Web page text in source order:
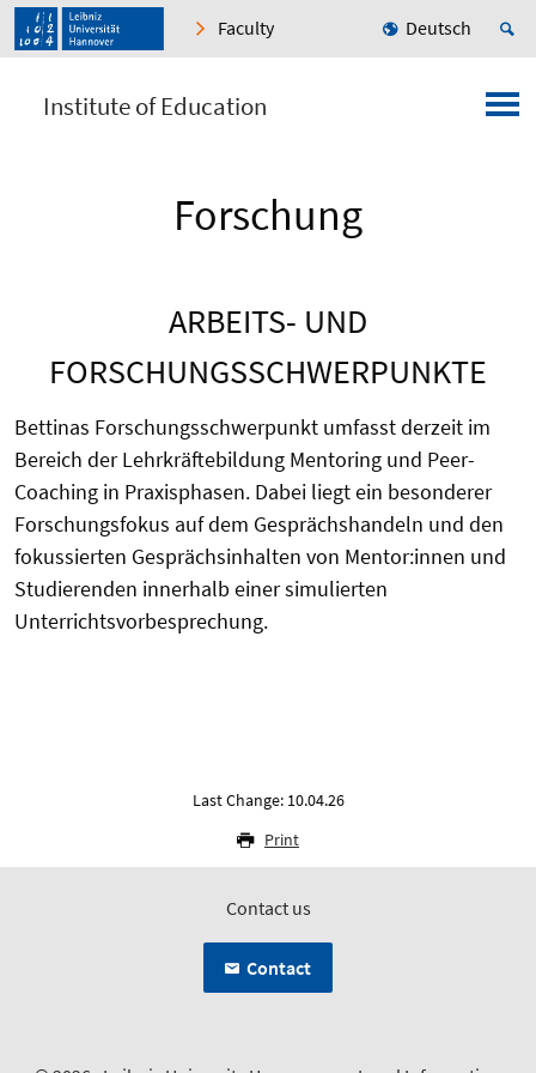
Faculty Deutsch
Institute of Education
Forschung
ARBEITS- UND
FORSCHUNGSSCHWERPUNKTE
Bettinas Forschungsschwerpunkt umfasst derzeit im
Bereich der Lehrkräftebildung Mentoring und Peer-
Coaching in Praxisphasen. Dabei liegt ein besonderer
Forschungsfokus auf dem Gesprächshandeln und den
fokussierten Gesprächsinhalten von Mentor:innen und
Studierenden innerhalb einer simulierten
Unterrichtsvorbesprechung.
Last Change: 10.04.26
Print
Contact us
Contact